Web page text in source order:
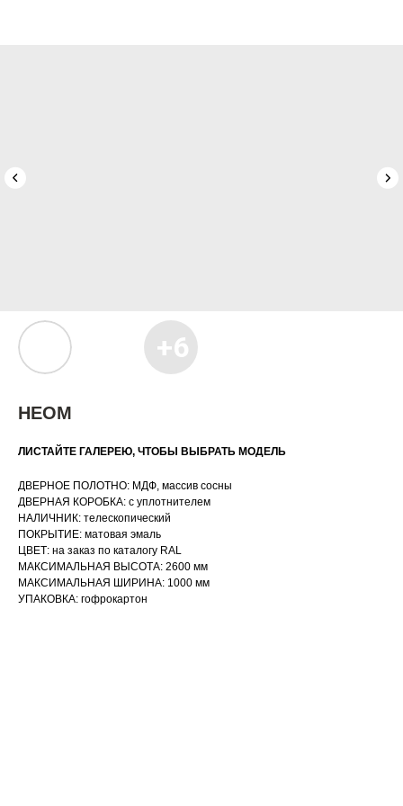
НЕОМ
ЛИСТАЙТЕ ГАЛЕРЕЮ, ЧТОБЫ ВЫБРАТЬ МОДЕЛЬ
ДВЕРНОЕ ПОЛОТНО: МДФ, массив сосны
ДВЕРНАЯ КОРОБКА: с уплотнителем
НАЛИЧНИК: телескопический
ПОКРЫТИЕ: матовая эмаль
ЦВЕТ: на заказ по каталогу RAL
МАКСИМАЛЬНАЯ ВЫСОТА: 2600 мм
МАКСИМАЛЬНАЯ ШИРИНА: 1000 мм
УПАКОВКА: гофрокартон